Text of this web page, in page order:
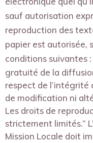
sauf autorisation
reproduction des
papier est autorisée,
conditions suivantes :
gratuité de la
respect de l’intégrité
de modification ni
Les droits de
strictement limités.”
Mission Locale doit